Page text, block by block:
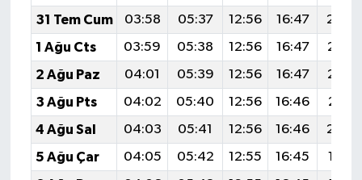
31 Tem Cum
03:58 05:37 12:56 16:47
1 Ağu Cts
03:59 05:38 12:56 16:47
2 Ağu Paz
04:01 05:39 12:56 16:47
3 Ağu Pts
04:02 05:40 12:56 16:46
4 Ağu Sal
04:03 05:41 12:56 16:46
5 Ağu Çar
04:05 05:42 12:55 16:45